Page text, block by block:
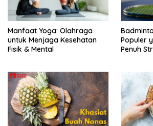
Manfaat Yoga: Olahraga
untuk Menjaga Kesehatan
Fisik & Mental
Populer
Penuh